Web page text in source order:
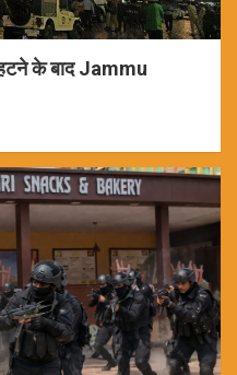
के बाद Jammu